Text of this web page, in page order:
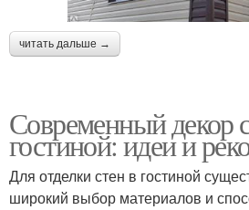
читать дальше →
Современный декор
гостиной: идеи и
Для отделки стен в гостиной
широкий выбор материалов и